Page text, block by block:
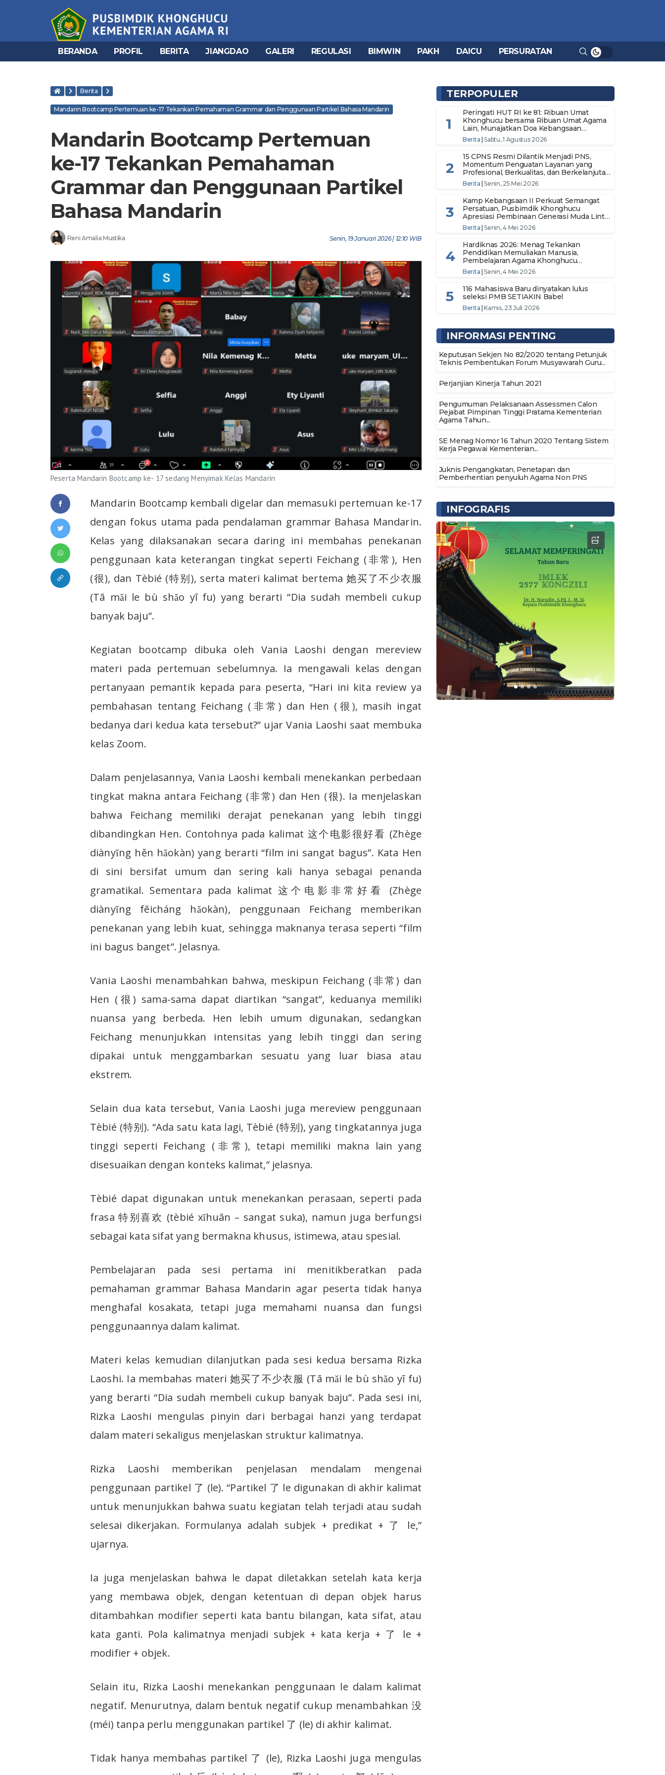
BERANDA PROFIL BERITA JIANGDAO GALERI REGULASI BIMWIN PAKH DAICU PERSURATAN
Berita
Mandarin Bootcamp Pertemuan ke-17 Tekankan Pemahaman Grammar dan Penggunaan Partikel Bahasa Mandarin
Mandarin Bootcamp Pertemuan
ke-17 Tekankan Pemahaman
Grammar dan Penggunaan Partikel
Bahasa Mandarin
Reni Amalia Mustika Senin, 19 Januari 2026 | 12:10 WIB
Peserta Mandarin Bootcamp ke- 17 sedang Menyimak Kelas Mandarin
Mandarin Bootcamp kembali digelar dan memasuki pertemuan ke-17
dengan fokus utama pada pendalaman grammar Bahasa Mandarin.
Kelas yang dilaksanakan secara daring ini membahas penekanan
penggunaan kata keterangan tingkat seperti Feichang (非常), Hen
(很), dan Tèbié (特别), serta materi kalimat bertema 她买了不少衣服
(Tā mǎi le bù shǎo yī fu) yang berarti “Dia sudah membeli cukup
banyak baju”.
Kegiatan bootcamp dibuka oleh Vania Laoshi dengan mereview
materi pada pertemuan sebelumnya. Ia mengawali kelas dengan
pertanyaan pemantik kepada para peserta, “Hari ini kita review ya
pembahasan tentang Feichang (非常) dan Hen (很), masih ingat
bedanya dari kedua kata tersebut?” ujar Vania Laoshi saat membuka
kelas Zoom.
Dalam penjelasannya, Vania Laoshi kembali menekankan perbedaan
tingkat makna antara Feichang (非常) dan Hen (很). Ia menjelaskan
bahwa Feichang memiliki derajat penekanan yang lebih tinggi
dibandingkan Hen. Contohnya pada kalimat 这个电影很好看 (Zhège
diànyǐng hěn hǎokàn) yang berarti “film ini sangat bagus”. Kata Hen
di sini bersifat umum dan sering kali hanya sebagai penanda
gramatikal. Sementara pada kalimat 这个电影非常好看 (Zhège
diànyǐng fēicháng hǎokàn), penggunaan Feichang memberikan
penekanan yang lebih kuat, sehingga maknanya terasa seperti “film
ini bagus banget”. Jelasnya.
Vania Laoshi menambahkan bahwa, meskipun Feichang (非常) dan
Hen (很) sama-sama dapat diartikan “sangat”, keduanya memiliki
nuansa yang berbeda. Hen lebih umum digunakan, sedangkan
Feichang menunjukkan intensitas yang lebih tinggi dan sering
dipakai untuk menggambarkan sesuatu yang luar biasa atau
ekstrem.
Selain dua kata tersebut, Vania Laoshi juga mereview penggunaan
Tèbié (特别). “Ada satu kata lagi, Tèbié (特别), yang tingkatannya juga
tinggi seperti Feichang (非常), tetapi memiliki makna lain yang
disesuaikan dengan konteks kalimat,” jelasnya.
Tèbié dapat digunakan untuk menekankan perasaan, seperti pada
frasa 特别喜欢 (tèbié xǐhuān – sangat suka), namun juga berfungsi
sebagai kata sifat yang bermakna khusus, istimewa, atau spesial.
Pembelajaran pada sesi pertama ini menitikberatkan pada
pemahaman grammar Bahasa Mandarin agar peserta tidak hanya
menghafal kosakata, tetapi juga memahami nuansa dan fungsi
penggunaannya dalam kalimat.
Materi kelas kemudian dilanjutkan pada sesi kedua bersama Rizka
Laoshi. Ia membahas materi 她买了不少衣服 (Tā mǎi le bù shǎo yī fu)
yang berarti “Dia sudah membeli cukup banyak baju”. Pada sesi ini,
Rizka Laoshi mengulas pinyin dari berbagai hanzi yang terdapat
dalam materi sekaligus menjelaskan struktur kalimatnya.
Rizka Laoshi memberikan penjelasan mendalam mengenai
penggunaan partikel 了 (le). “Partikel 了 le digunakan di akhir kalimat
untuk menunjukkan bahwa suatu kegiatan telah terjadi atau sudah
selesai dikerjakan. Formulanya adalah subjek + predikat + 了 le,”
ujarnya.
Ia juga menjelaskan bahwa le dapat diletakkan setelah kata kerja
yang membawa objek, dengan ketentuan di depan objek harus
ditambahkan modifier seperti kata bantu bilangan, kata sifat, atau
kata ganti. Pola kalimatnya menjadi subjek + kata kerja + 了 le +
modifier + objek.
Selain itu, Rizka Laoshi menekankan penggunaan le dalam kalimat
negatif. Menurutnya, dalam bentuk negatif cukup menambahkan 没
(méi) tanpa perlu menggunakan partikel 了 (le) di akhir kalimat.
Tidak hanya membahas partikel 了 (le), Rizka Laoshi juga mengulas
TERPOPULER
1
Peringati HUT RI ke 81: Ribuan Umat
Khonghucu bersama Ribuan Umat Agama
Lain, Munajatkan Doa Kebangsaan
Wujudkan Semangat Persatuan Menuju
Indonesia Makmur dan Berdaulat
Berita |Sabtu, 1 Agustus 2026
2
15 CPNS Resmi Dilantik Menjadi PNS,
Momentum Penguatan Layanan yang
Profesional, Berkualitas, dan Berkelanjutan
di Pusbimdik Khonghucu
Berita |Senin, 25 Mei 2026
3
Kamp Kebangsaan II Perkuat Semangat
Persatuan, Pusbimdik Khonghucu
Apresiasi Pembinaan Generasi Muda Lintas
Iman
Berita |Senin, 4 Mei 2026
4
Hardiknas 2026: Menag Tekankan
Pendidikan Memuliakan Manusia,
Pembelajaran Agama Khonghucu
Diharapkan Terus Berkembang
Berita |Senin, 4 Mei 2026
5
116 Mahasiswa Baru dinyatakan lulus
seleksi PMB SETIAKIN Babel
Berita |Kamis, 23 Juli 2026
INFORMASI PENTING
Keputusan Sekjen No 82/2020 tentang Petunjuk
Teknis Pembentukan Forum Musyawarah Guru...
Perjanjian Kinerja Tahun 2021
Pengumuman Pelaksanaan Assessmen Calon
Pejabat Pimpinan Tinggi Pratama Kementerian
Agama Tahun...
SE Menag Nomor 16 Tahun 2020 Tentang Sistem
Kerja Pegawai Kementerian...
Juknis Pengangkatan, Penetapan dan
Pemberhentian penyuluh Agama Non PNS
INFOGRAFIS